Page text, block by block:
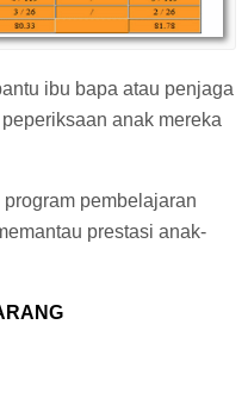
ibu bapa atau penjaga
anak mereka
pembelajaran
prestasi anak-